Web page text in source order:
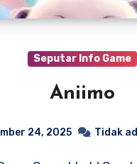
Seputar Info Game
Aniimo
24, 2025 Tidak